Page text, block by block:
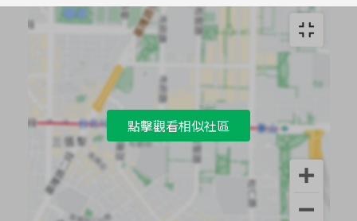
點擊觀看相似社區